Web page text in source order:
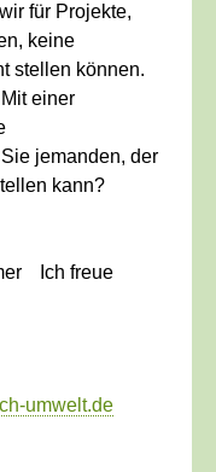
für Projekte,
keine
stellen können.
einer
jemanden, der
kann?
Ich freue
umwelt.de